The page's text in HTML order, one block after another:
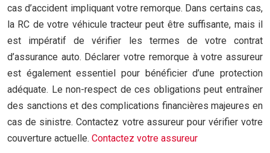
cas d’accident impliquant votre remorque. Dans certains cas,
la RC de votre véhicule tracteur peut être suffisante, mais il
est impératif de vérifier les termes de votre contrat
d’assurance auto. Déclarer votre remorque à votre assureur
est également essentiel pour bénéficier d’une protection
adéquate. Le non-respect de ces obligations peut entraîner
des sanctions et des complications financières majeures en
cas de sinistre. Contactez votre assureur pour vérifier votre
couverture actuelle. Contactez votre assureur